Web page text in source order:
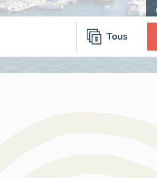
Tous